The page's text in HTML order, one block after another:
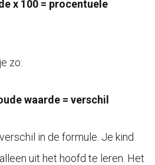
x 100 = procentuele
zo:
waarde = verschil
in de formule. Je kind
uit het hoofd te leren. Het